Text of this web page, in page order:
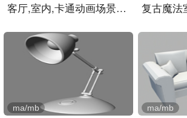
客厅,室内,卡通动画场景ma..
ma/mb ma/mb